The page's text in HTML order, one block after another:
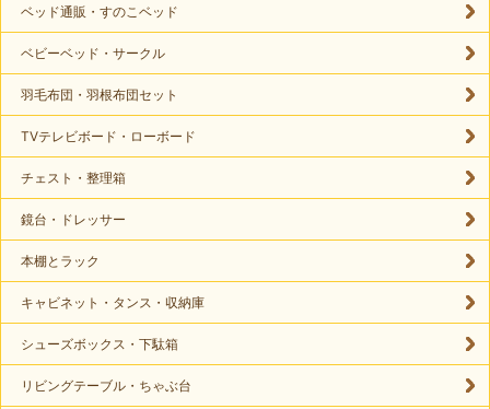
ベッド通販・すのこベッド
ベビーベッド・サークル
羽毛布団・羽根布団セット
TVテレビボード・ローボード
チェスト・整理箱
鏡台・ドレッサー
本棚とラック
キャビネット・タンス・収納庫
シューズボックス・下駄箱
リビングテーブル・ちゃぶ台